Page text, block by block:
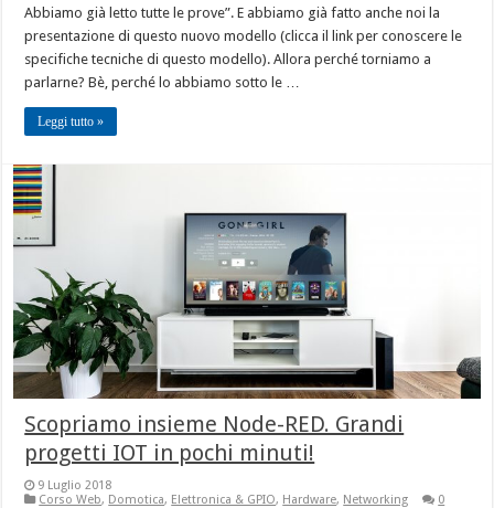
Abbiamo già letto tutte le prove”. E abbiamo già fatto anche noi la
presentazione di questo nuovo modello (clicca il link per conoscere le
specifiche tecniche di questo modello). Allora perché torniamo a
parlarne? Bè, perché lo abbiamo sotto le …
Leggi tutto »
Scopriamo insieme Node-RED. Grandi
progetti IOT in pochi minuti!
9 Luglio 2018
Corso Web, Domotica, Elettronica & GPIO, Hardware, Networking 0